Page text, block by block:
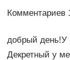
Комментариев
добрый день!У
Декретный у